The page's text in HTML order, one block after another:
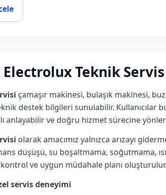
Teknik
çamaşır makinesi, bulaşık makinesi,
destek bilgileri sunulabilir. Kullanıcılar
anlayabilir ve doğru hizmet sürecine
olarak amacımız yalnızca arızayı
düşüşü, su boşaltmama, soğutmama,
ve uygun müdahale planı oluşturulur.
servis deneyimi